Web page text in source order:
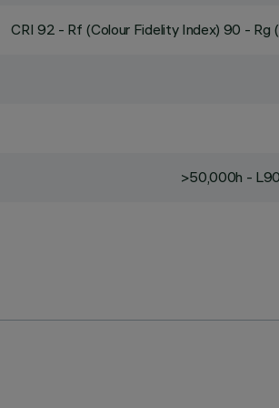
CRI 92 - Rf (Colour Fidelity Index) 90 - Rg
>50,000h -